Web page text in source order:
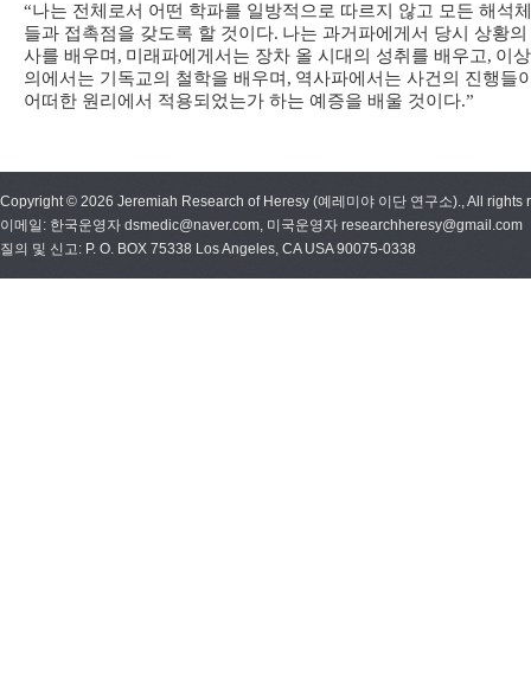
“나는 전체로서 어떤 학파를 일방적으로 따르지 않고 모든 해석
들과 접촉점을 갖도록 할 것이다. 나는 과거파에게서 당시 상황의
사를 배우며 , 미래파에게서는 장차 올 시대의 성취를 배우고, 이
의에서는 기독교의 철학을 배우며 , 역사파에서는 사건의 진행들
어떠한 원리에서 적용되었는가 하는 예증을 배울 것이다.”
Copyright © 2026 Jeremiah Research of Heresy (예레미야 이단 연구소)., All rights
이메일: 한국운영자 dsmedic@naver.com, 미국운영자 researchheresy@gmail.com
질의 및 신고: P. O. BOX 75338 Los Angeles, CA USA 90075-0338